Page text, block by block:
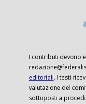
I contributi devono
editoriali. I testi
valutazione del
sottoposti a